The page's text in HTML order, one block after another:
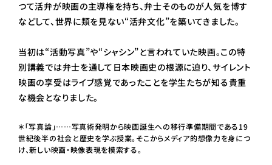
つて活弁が映画の主導権を持ち、弁士そのものが人気を博す
などして、世界に類を見ない“活弁文化”を築いてきました。
当初は“活動写真”や“シャシン”と言われていた映画。この特
別講義では弁士を通して日本映画史の根源に迫り、サイレント
映画の享受はライブ感覚であったことを学生たちが知る貴重
な機会となりました。
＊「写真論」……写真術発明から映画誕生への移行準備期間である19
世紀後半の社会と歴史を学ぶ授業。そこからメディア的想像力を身につ
け、新しい映画・映像表現を模索する。